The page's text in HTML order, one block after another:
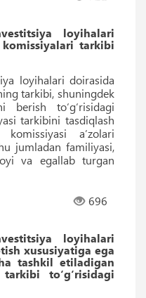
loyihalari
tarkibi
loyihalari doirasida
tarkibi, shuningdek
berish to‘g‘risidagi
tarkibini tasdiqlash
a’zolari
jumladan familiyasi,
va egallab turgan
696
loyihalari
xususiyatiga ega
tashkil etiladigan
to‘g‘risidagi